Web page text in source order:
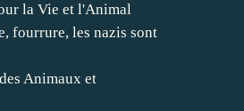
la Vie et l'Animal
fourrure, les nazis sont
Animaux et